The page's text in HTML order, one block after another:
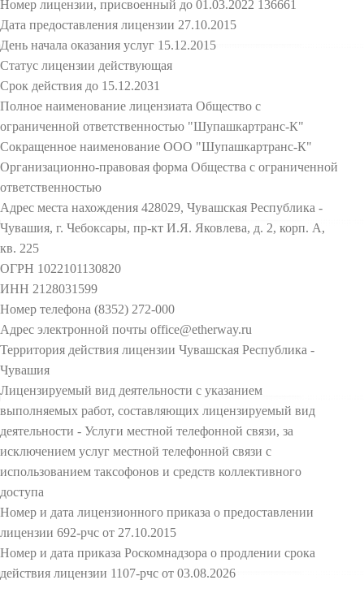
Номер лицензии, присвоенный до 01.03.2022 136661
Дата предоставления лицензии 27.10.2015
День начала оказания услуг 15.12.2015
Статус лицензии действующая
Срок действия до 15.12.2031
Полное наименование лицензиата Общество с
ограниченной ответственностью "Шупашкартранс-К"
Сокращенное наименование ООО "Шупашкартранс-К"
Организационно-правовая форма Общества с ограниченной
ответственностью
Адрес места нахождения 428029, Чувашская Республика -
Чувашия, г. Чебоксары, пр-кт И.Я. Яковлева, д. 2, корп. А,
кв. 225
ОГРН 1022101130820
ИНН 2128031599
Номер телефона (8352) 272-000
Адрес электронной почты office@etherway.ru
Территория действия лицензии Чувашская Республика -
Чувашия
Лицензируемый вид деятельности с указанием
выполняемых работ, составляющих лицензируемый вид
деятельности - Услуги местной телефонной связи, за
исключением услуг местной телефонной связи с
использованием таксофонов и средств коллективного
доступа
Номер и дата лицензионного приказа о предоставлении
лицензии 692-рчс от 27.10.2015
Номер и дата приказа Роскомнадзора о продлении срока
действия лицензии 1107-рчс от 03.08.2026